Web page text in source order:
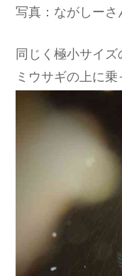
写真：ながしーさ
同じく極小サイ
ミウサギの上に乗